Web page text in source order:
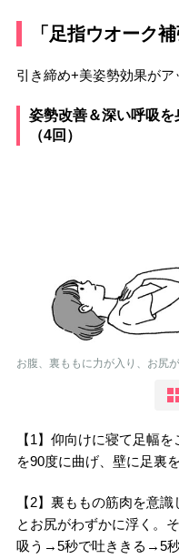
「足指ウオーク補
引き締め+美姿勢効果がア
姿勢改善＆深い呼吸を
（4回）
お腹、裏ももに力が入り、お尻
【1】仰向けに寝て足幅
を90度に曲げ、壁に足裏
【2】裏ももの筋肉を意
とお尻がわずかに浮く。
吸う→5秒で吐ききる→5